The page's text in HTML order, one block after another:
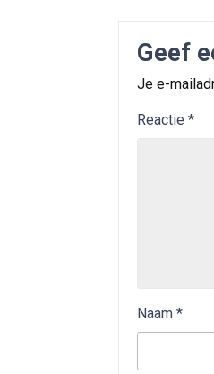
Geef
Je e-
Reactie *
Naam *